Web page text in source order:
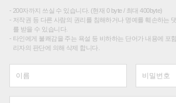
200자까지 쓰실 수 있습니다. (현재 0 byte / 최대 400byte)
저작권 등 다른 사람의 권리를 침해하거나 명예를 훼손하는
를 받을 수 있습니다.
타인에게 불쾌감을 주는 욕설 등 비하하는 단어가 내용에 포
리자의 판단에 의해 삭제 합니다.